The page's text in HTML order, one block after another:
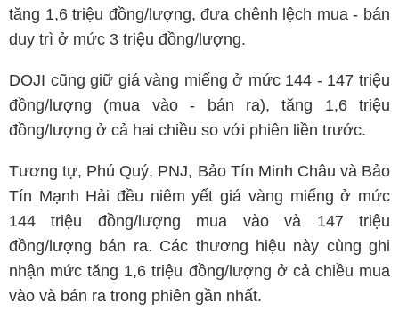
tăng 1,6 triệu đồng/lượng, đưa chênh lệch mua - bán
duy trì ở mức 3 triệu đồng/lượng.
DOJI cũng giữ giá vàng miếng ở mức 144 - 147 triệu
đồng/lượng (mua vào - bán ra), tăng 1,6 triệu
đồng/lượng ở cả hai chiều so với phiên liền trước.
Tương tự, Phú Quý, PNJ, Bảo Tín Minh Châu và Bảo
Tín Mạnh Hải đều niêm yết giá vàng miếng ở mức
144 triệu đồng/lượng mua vào và 147 triệu
đồng/lượng bán ra. Các thương hiệu này cùng ghi
nhận mức tăng 1,6 triệu đồng/lượng ở cả chiều mua
vào và bán ra trong phiên gần nhất.